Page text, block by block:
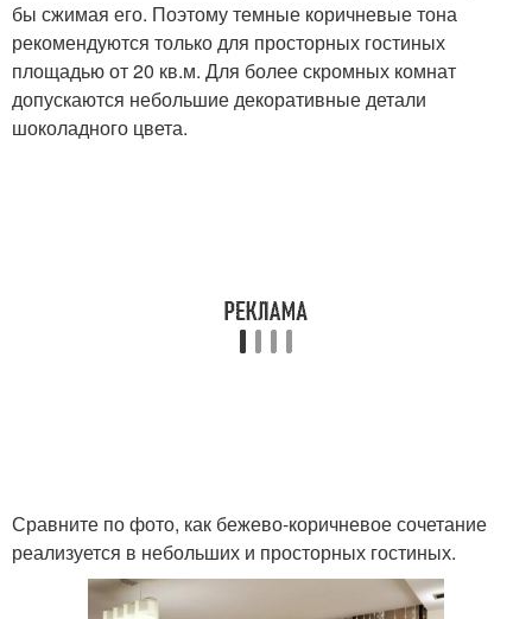
бы сжимая его. Поэтому темные коричневые тона
рекомендуются только для просторных гостиных
площадью от 20 кв.м. Для более скромных комнат
допускаются небольшие декоративные детали
шоколадного цвета.
Сравните по фото, как бежево-коричневое сочетание
реализуется в небольших и просторных гостиных.